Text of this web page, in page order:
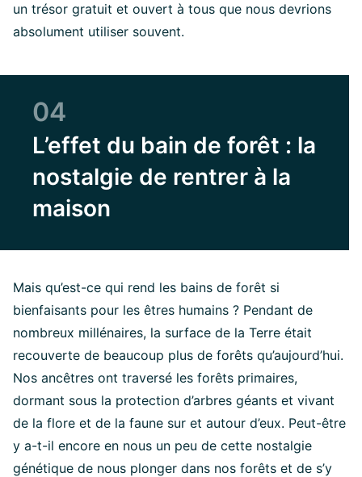
un trésor gratuit et ouvert à tous que nous devrions
absolument utiliser souvent.
04
L’effet du bain de forêt : la
nostalgie de rentrer à la
maison
Mais qu’est-ce qui rend les bains de forêt si
bienfaisants pour les êtres humains ? Pendant de
nombreux millénaires, la surface de la Terre était
recouverte de beaucoup plus de forêts qu’aujourd’hui.
Nos ancêtres ont traversé les forêts primaires,
dormant sous la protection d’arbres géants et vivant
de la flore et de la faune sur et autour d’eux. Peut-être
y a-t-il encore en nous un peu de cette nostalgie
génétique de nous plonger dans nos forêts et de s’y